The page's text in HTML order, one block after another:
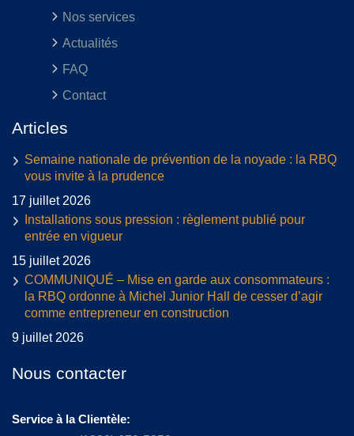
Nos services
Actualités
FAQ
Contact
Articles
Semaine nationale de prévention de la noyade : la RBQ
vous invite à la prudence
17 juillet 2026
Installations sous pression : règlement publié pour
entrée en vigueur
15 juillet 2026
COMMUNIQUÉ – Mise en garde aux consommateurs :
la RBQ ordonne à Michel Junior Hall de cesser d’agir
comme entrepreneur en construction
9 juillet 2026
Nous contacter
Service à la Clientèle: